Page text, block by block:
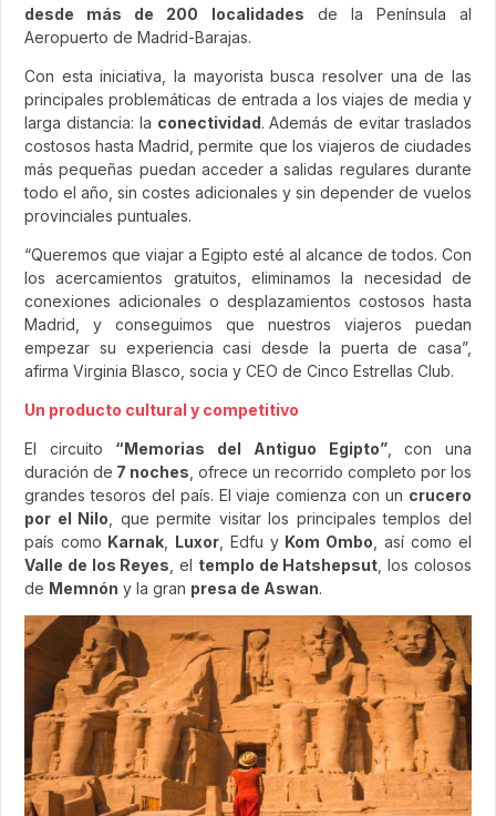
desde más de 200 localidades de la Península al
Aeropuerto de Madrid-Barajas.
Con esta iniciativa, la mayorista busca resolver una de las
principales problemáticas de entrada a los viajes de media y
larga distancia: la conectividad. Además de evitar traslados
costosos hasta Madrid, permite que los viajeros de ciudades
más pequeñas puedan acceder a salidas regulares durante
todo el año, sin costes adicionales y sin depender de vuelos
provinciales puntuales.
“Queremos que viajar a Egipto esté al alcance de todos. Con
los acercamientos gratuitos, eliminamos la necesidad de
conexiones adicionales o desplazamientos costosos hasta
Madrid, y conseguimos que nuestros viajeros puedan
empezar su experiencia casi desde la puerta de casa”,
afirma Virginia Blasco, socia y CEO de Cinco Estrellas Club.
Un producto cultural y competitivo
El circuito “Memorias del Antiguo Egipto”, con una
duración de 7 noches , ofrece un recorrido completo por los
grandes tesoros del país. El viaje comienza con un crucero
por el Nilo , que permite visitar los principales templos del
país como Karnak, Luxor, Edfu y Kom Ombo , así como el
Valle de los Reyes , el templo de Hatshepsut , los colosos
de Memnón y la gran presa de Aswan.